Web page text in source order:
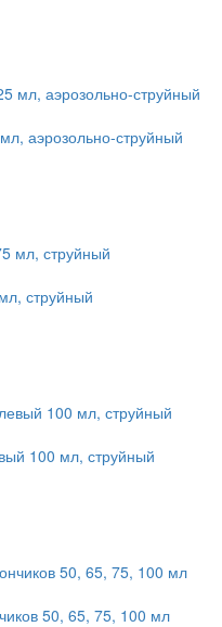
аэрозольно-струйный
струйный
100 мл, струйный
50, 65, 75, 100 мл